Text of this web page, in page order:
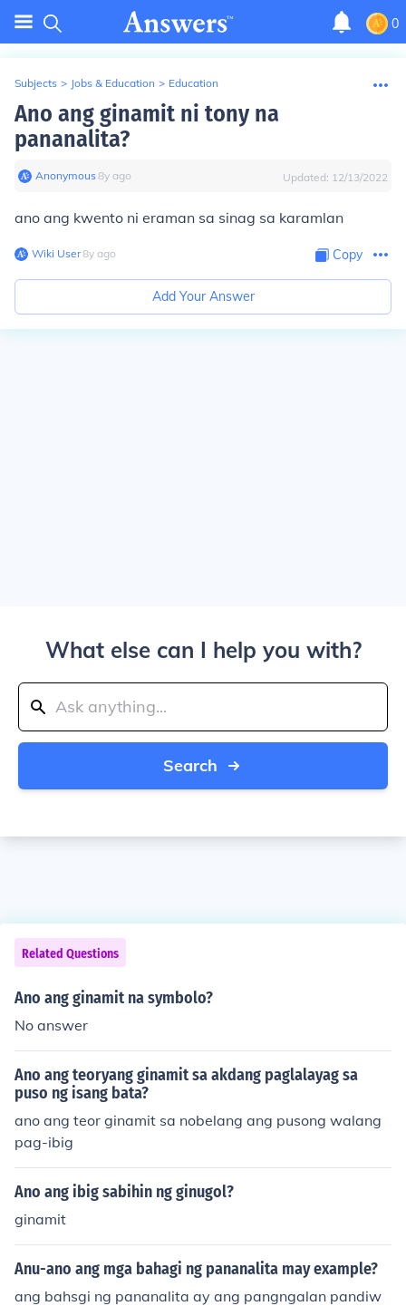
0
Subjects > Jobs & Education > Education
Ano ang ginamit ni tony na
pananalita?
Anonymous∙8y ago Updated: 12/13/2022
ano ang kwento ni eraman sa sinag sa karamlan
Wiki User∙8y ago Copy
Add Your Answer
What else can I help you with?
Search
Related Questions
Ano ang ginamit na symbolo?
No answer
Ano ang teoryang ginamit sa akdang paglalayag sa
puso ng isang bata?
ano ang teor ginamit sa nobelang ang pusong walang
pag-ibig
Ano ang ibig sabihin ng ginugol?
ginamit
Anu-ano ang mga bahagi ng pananalita may example?
ang bahsgi ng pananalita ay ang pangngalan pandiw